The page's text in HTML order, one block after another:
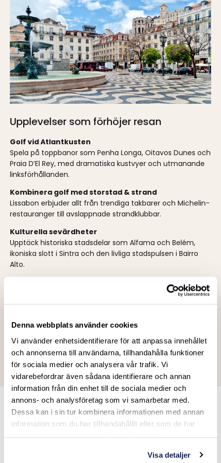
Denna webbplats använder cookies
Vi använder enhetsidentifierare för att anpassa innehållet
och annonserna till användarna, tillhandahålla funktioner
för sociala medier och analysera vår trafik. Vi
vidarebefordrar även sådana identifierare och annan
information från din enhet till de sociala medier och
annons- och analysföretag som vi samarbetar med.
Dessa kan i sin tur kombinera informationen med annan
information som du har tillhandahållit eller som de har
samlat in när du har använt deras tjänster.
Visa detaljer
Upplevelser som förhöjer resan
Golf vid Atlantkusten
Spela på toppbanor som Penha Longa, Oitavos Dunes och
Praia D’El Rey, med dramatiska kustvyer och utmanande
linksförhållanden.
Kombinera golf med storstad & strand
Lissabon erbjuder allt från trendiga takbarer och Michelin-
restauranger till avslappnade strandklubbar.
Kulturella sevärdheter
Upptäck historiska stadsdelar som Alfama och Belém,
ikoniska slott i Sintra och den livliga stadspulsen i Bairro
Alto.
Njut av lokala specialiteter som färsk fisk, skaldjur och den
berömda Pastel de Nata, samt prova viner från
Välj mellan golfresorter vid havet, boutiquehotell eller
hotell i Lissabons historiska kvarter.
Skräddarsy din golfresa till Lissabon
en längre golfresa där du utforskar både Lissabon och